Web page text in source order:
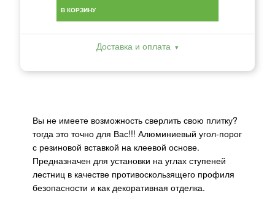
В КОРЗИНУ
Доставка и оплата
Вы не имеете возможность сверлить свою плитку?
тогда это точно для Вас!!! Алюминиевый угол-порог
с резиновой вставкой на клеевой основе.
Предназначен для установки на углах ступеней
лестниц в качестве противоскользящего профиля
безопасности и как декоративная отделка.